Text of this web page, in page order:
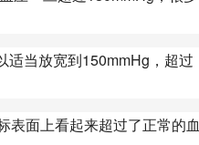
当放宽到150mmHg，超过
面上看起来超过了正常的血